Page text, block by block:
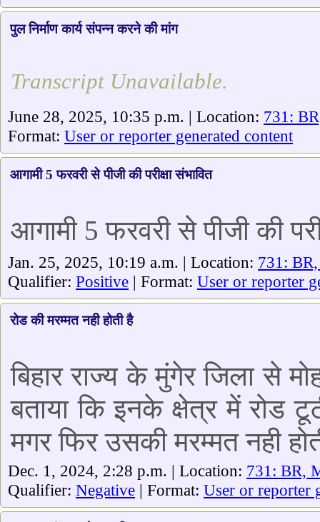
पुल निर्माण कार्य संपन्न करने की मांग
Transcript Unavailable.
June 28, 2025, 10:35 p.m. | Location: 731:
Format: User or reporter generated content
आगामी 5 फरवरी से पीजी की परीक्षा संभावित
आगामी 5 फरवरी से पीजी की
Jan. 25, 2025, 10:19 a.m. | Location: 731:
Qualifier: Positive | Format: User or reporter
रोड की मरम्मत नही होती है
बिहार राज्य के मुंगेर जिला से
बताया कि इनके क्षेत्र में रोड
मगर फिर उसकी मरम्मत नही
Dec. 1, 2024, 2:28 p.m. | Location: 731: BR,
Qualifier: Negative | Format: User or reporter